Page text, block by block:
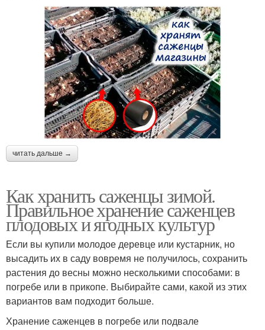
читать дальше →
Как хранить саженцы зимой.
Правильное хранение саженцев
плодовых и ягодных культур
Если вы купили молодое деревце или кустарник, но
высадить их в саду вовремя не получилось, сохранить
растения до весны можно несколькими способами: в
погребе или в прикопе. Выбирайте сами, какой из этих
вариантов вам подходит больше.
Хранение саженцев в погребе или подвале